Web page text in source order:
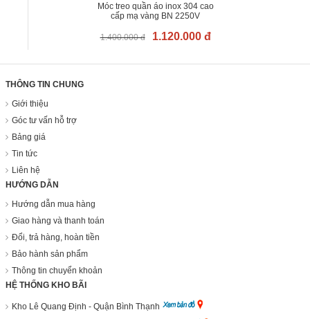
Móc treo quần áo inox 304 cao
cấp mạ vàng BN 2250V
1.400.000 đ 1.120.000 đ
THÔNG TIN CHUNG
Giới thiệu
Góc tư vấn hỗ trợ
Bảng giá
Tin tức
Liên hệ
HƯỚNG DẪN
Hướng dẫn mua hàng
Giao hàng và thanh toán
Đổi, trả hàng, hoàn tiền
Bảo hành sản phẩm
Thông tin chuyển khoản
HỆ THỐNG KHO BÃI
Kho Lê Quang Định - Quận Bình Thạnh